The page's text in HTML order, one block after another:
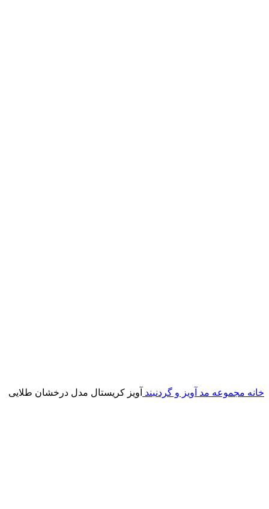
خانه مجموعه مد آویز و گردنبند آویز کریستال مدل درخشان طلایی